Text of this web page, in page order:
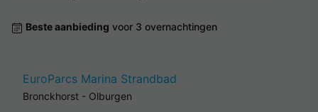
Beste aanbieding voor 3 overnachtingen
EuroParcs Marina Strandbad
Bronckhorst - Olburgen